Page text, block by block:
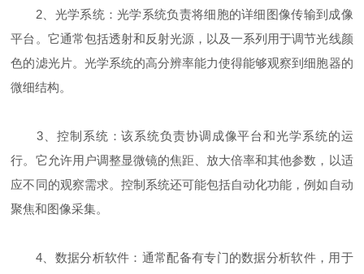
2、光学系统：光学系统负责将细胞的详细图像传输到成像
平台。它通常包括透射和反射光源，以及一系列用于调节光线颜
色的滤光片。光学系统的高分辨率能力使得能够观察到细胞器的
微细结构。
3、控制系统：该系统负责协调成像平台和光学系统的运
行。它允许用户调整显微镜的焦距、放大倍率和其他参数，以适
应不同的观察需求。控制系统还可能包括自动化功能，例如自动
聚焦和图像采集。
4、数据分析软件：通常配备有专门的数据分析软件，用于